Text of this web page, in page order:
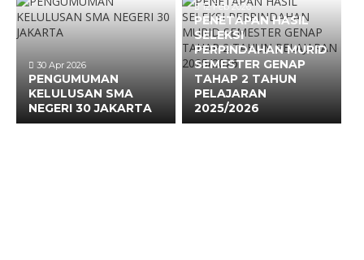
30 Apr 2026
PENGUMUMAN
KELULUSAN SMA
NEGERI 30 JAKARTA
12 Feb 2026
PENETAPAN HASIL
SELEKSI
PERPINDAHAN MURID
SEMESTER GENAP
TAHAP 2 TAHUN
PELAJARAN
2025/2026